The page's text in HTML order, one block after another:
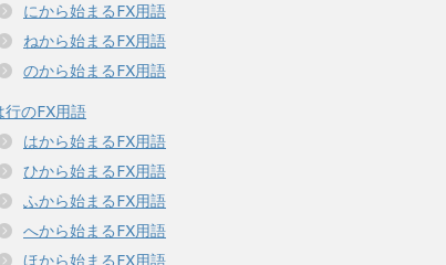
にから始まるFX用語
ねから始まるFX用語
のから始まるFX用語
行のFX用語
はから始まるFX用語
ひから始まるFX用語
ふから始まるFX用語
へから始まるFX用語
ほから始まるFX用語